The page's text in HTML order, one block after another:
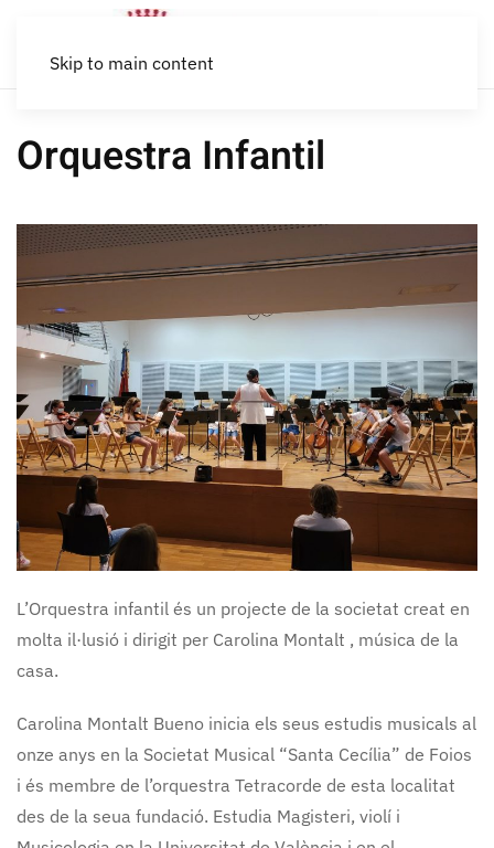
Skip to main content
Orquestra Infantil
L’Orquestra infantil és un projecte de la societat creat en
molta il·lusió i dirigit per Carolina Montalt , música de la
casa.
Carolina Montalt Bueno inicia els seus estudis musicals al
onze anys en la Societat Musical “Santa Cecília” de Foios
i és membre de l’orquestra Tetracorde de esta localitat
des de la seua fundació. Estudia Magisteri, violí i